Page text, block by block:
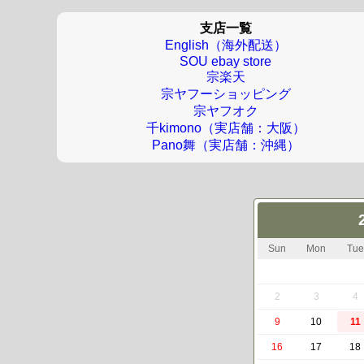
支店一覧
English（海外配送）
SOU ebay store
宗楽天
宗ヤフーショッピング
宗ヤフオク
千kimono（実店舗：大阪）
Pano舞（実店舗：沖縄）
Sun Mon Tue
2 3 4
9 10 11
16 17 18